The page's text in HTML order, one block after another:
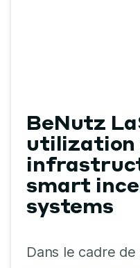
BeNutz
utilization
smart
systems
Dans le cadre